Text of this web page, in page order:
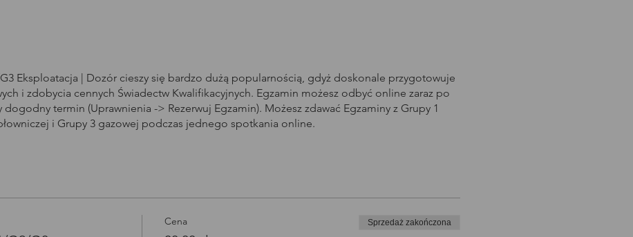
Eksploatacja | Dozór cieszy się bardzo dużą popularnością, gdyż doskonale przygotowuje
i zdobycia cennych Świadectw Kwalifikacyjnych. Egzamin możesz odbyć online zaraz po
termin (Uprawnienia -> Rezerwuj Egzamin). Możesz zdawać Egzaminy z Grupy 1
i Grupy 3 gazowej podczas jednego spotkania online.
Cena Sprzedaż zakończona